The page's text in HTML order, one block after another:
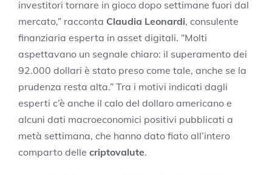
investitori tornare in gioco dopo settimane fuori dal
mercato,” racconta Claudia Leonardi, consulente
finanziaria esperta in asset digitali. “Molti
aspettavano un segnale chiaro: il superamento dei
92.000 dollari è stato preso come tale, anche se la
prudenza resta alta.” Tra i motivi indicati dagli
esperti c’è anche il calo del dollaro americano e
alcuni dati macroeconomici positivi pubblicati a
metà settimana, che hanno dato fiato all’intero
comparto delle criptovalute.